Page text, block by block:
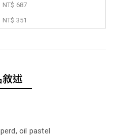
NT$ 687
NT$ 351
述
oil pastel